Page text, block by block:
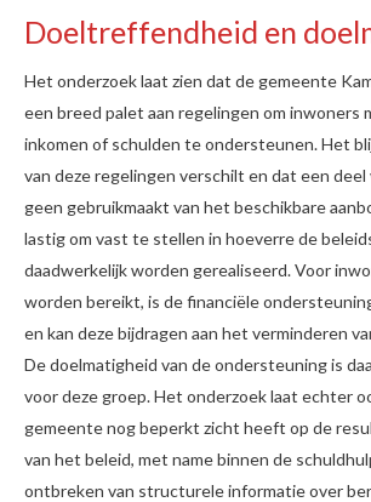
Doeltreffendheid en
Het onderzoek laat zien dat de gemeente
een breed palet aan regelingen om inwoners
inkomen of schulden te ondersteunen. Het
van deze regelingen verschilt en dat een deel
geen gebruikmaakt van het beschikbare
lastig om vast te stellen in hoeverre de
daadwerkelijk worden gerealiseerd. Voor
worden bereikt, is de financiële
en kan deze bijdragen aan het verminderen
De doelmatigheid van de ondersteuning is
voor deze groep. Het onderzoek laat echter
gemeente nog beperkt zicht heeft op de
van het beleid, met name binnen de
ontbreken van structurele informatie over